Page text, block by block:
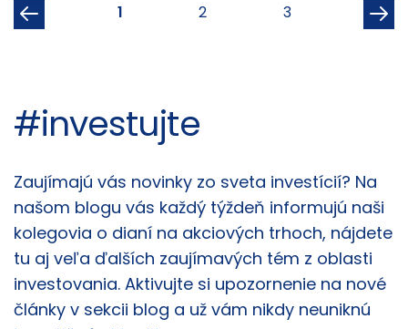
1 2 3
#investujte
Články
Zaujímajú vás novinky zo sveta investícií? Na
našom blogu vás každý týždeň informujú naši
kolegovia o dianí na akciových trhoch, nájdete
tu aj veľa ďalších zaujímavých tém z oblasti
investovania. Aktivujte si upozornenie na nové
články v sekcii blog a už vám nikdy neuniknú